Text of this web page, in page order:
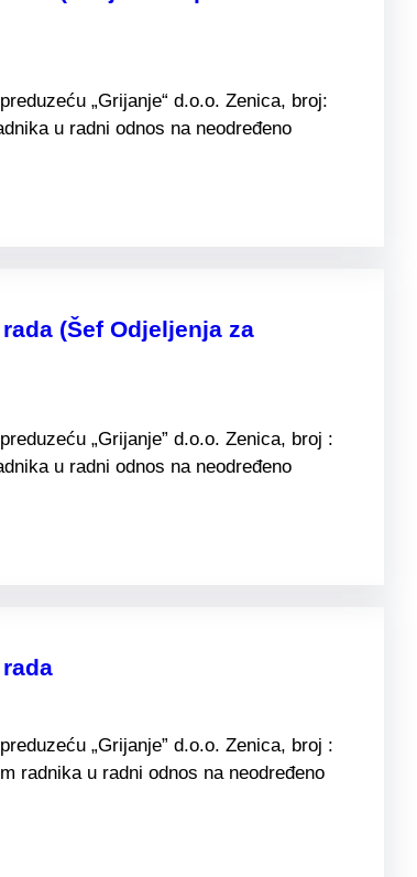
„Grijanje“ d.o.o. Zenica, broj:
u radni odnos na neodređeno
(Šef Odjeljenja za
„Grijanje” d.o.o. Zenica, broj :
u radni odnos na neodređeno
„Grijanje” d.o.o. Zenica, broj :
radnika u radni odnos na neodređeno